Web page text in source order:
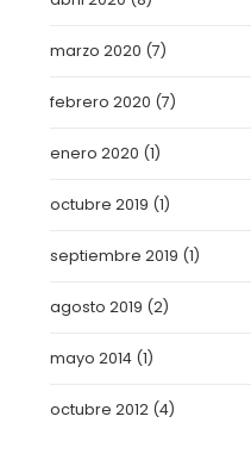
marzo 2020 (7)
febrero 2020 (7)
enero 2020 (1)
octubre 2019 (1)
septiembre 2019 (1)
agosto 2019 (2)
mayo 2014 (1)
octubre 2012 (4)